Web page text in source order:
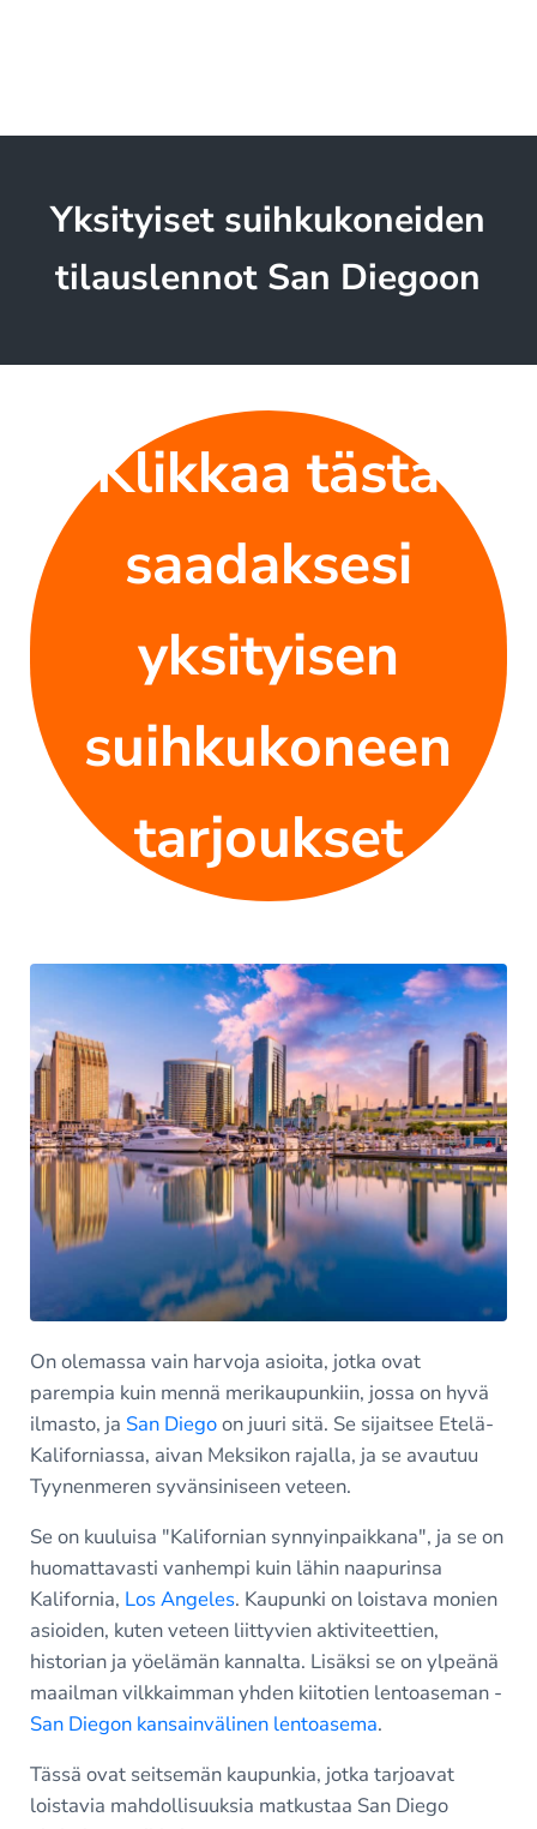
Yksityiset suihkukoneiden
tilauslennot San Diegoon
Klikkaa tästä
saadaksesi
yksityisen
suihkukoneen
tarjoukset
On olemassa vain harvoja asioita, jotka ovat
parempia kuin mennä merikaupunkiin, jossa on hyvä
ilmasto, ja San Diegoon juuri sitä. Se sijaitsee Etelä-
Kaliforniassa, aivan Meksikon rajalla, ja se avautuu
Tyynenmeren syvänsiniseen veteen.
Se on kuuluisa "Kalifornian synnyinpaikkana", ja se on
huomattavasti vanhempi kuin lähin naapurinsa
Kalifornia, Los Angeles. Kaupunki on loistava monien
asioiden, kuten veteen liittyvien aktiviteettien,
historian ja yöelämän kannalta. Lisäksi se on ylpeänä
maailman vilkkaimman yhden kiitotien lentoaseman -
San Diegon kansainvälinen lentoasema.
Tässä ovat seitsemän kaupunkia, jotka tarjoavat
loistavia mahdollisuuksia matkustaa San Diego